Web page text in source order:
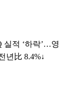
실적 ‘하락’…영
년比 8.4%↓